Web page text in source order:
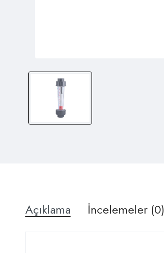
Açıklama İncelemeler (0)